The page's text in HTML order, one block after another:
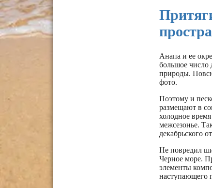
Анапа и ее
большое число
природы.
фото.
Поэтому и
размещают в
холодное
межсезонье.
декабрьского
Не повредил
Черное море.
элементы
наступающего